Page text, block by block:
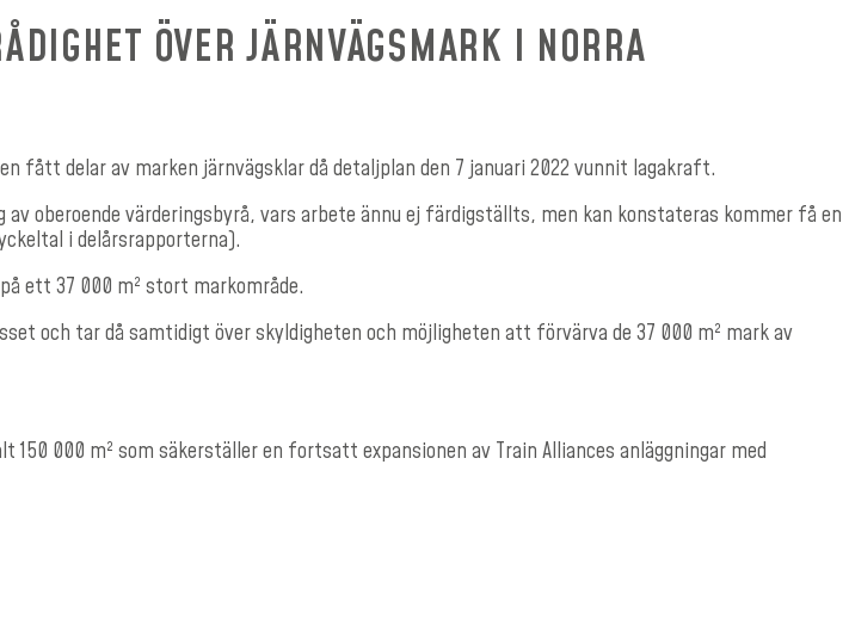
ÖVER JÄRNVÄGSMARK I NORRA
fått delar av marken järnvägsklar då detaljplan den 7 januari 2022 vunnit lagakraft.
oberoende värderingsbyrå, vars arbete ännu ej färdigställts, men kan konstateras kommer få en
i delårsrapporterna).
ett 37 000 m² stort markområde.
och tar då samtidigt över skyldigheten och möjligheten att förvärva de 37 000 m² mark av
000 m² som säkerställer en fortsatt expansionen av Train Alliances anläggningar med